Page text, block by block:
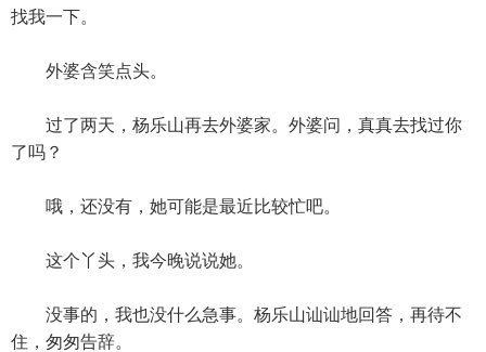
找我一下。
外婆含笑点头。
过了两天，杨乐山再去外婆家。外婆问，真真去找过你
了吗？
哦，还没有，她可能是最近比较忙吧。
这个丫头，我今晚说说她。
没事的，我也没什么急事。杨乐山讪讪地回答，再待不
住，匆匆告辞。